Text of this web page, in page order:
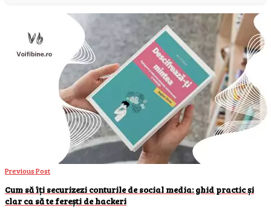
Previous Post
Cum să îți securizezi conturile de social media: ghid practic și
clar ca să te ferești de hackeri